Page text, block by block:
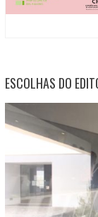
ESCOLHAS DO